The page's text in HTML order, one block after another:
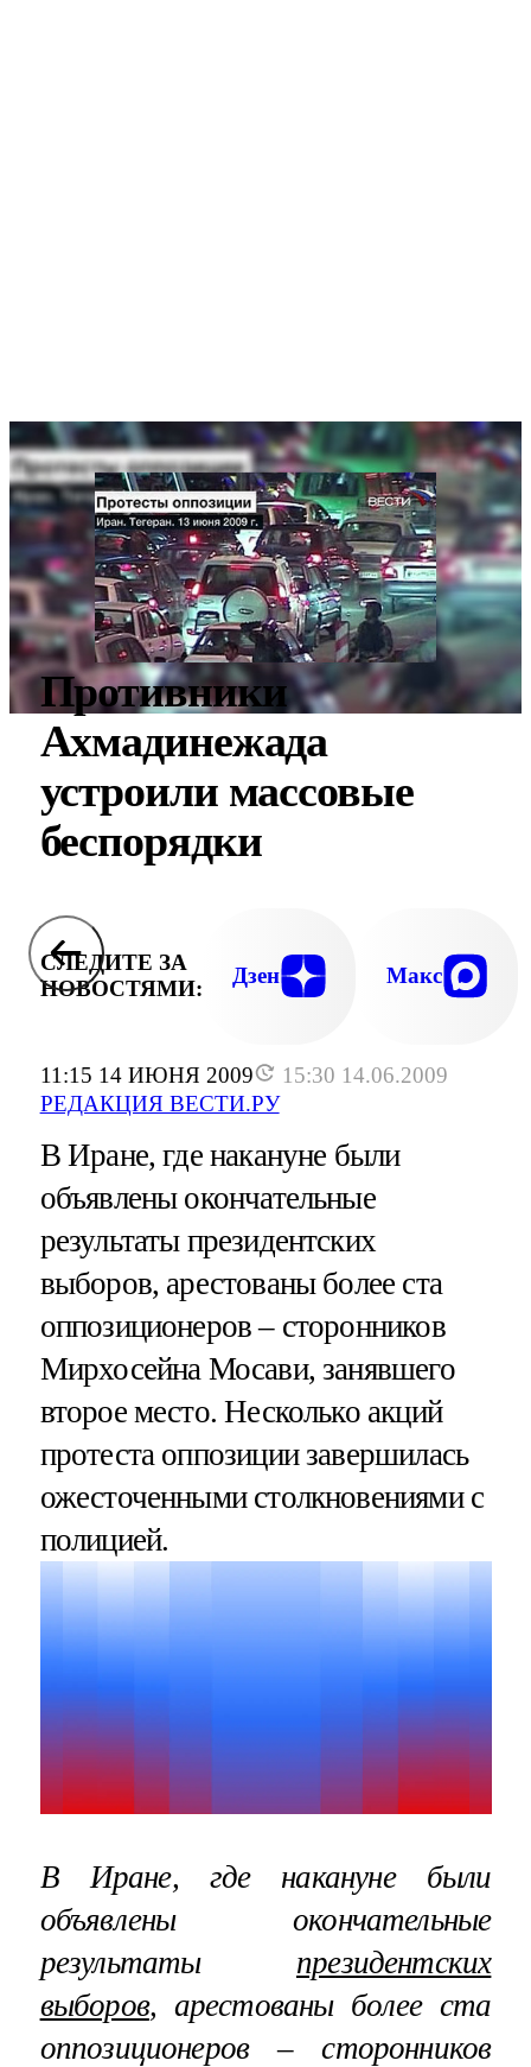
11:15 14 ИЮНЯ 2009
15:30 14.06.2009
РЕДАКЦИЯ ВЕСТИ.РУ
Противники
Ахмадинежада
устроили массовые
беспорядки
СЛЕДИТЕ ЗА
НОВОСТЯМИ:
Дзен Макс
В Иране, где накануне были
объявлены окончательные
результаты президентских
выборов, арестованы более ста
оппозиционеров – сторонников
Мирхосейна Мосави, занявшего
второе место. Несколько акций
протеста оппозиции завершилась
ожесточенными столкновениями с
полицией.
В Иране, где накануне были
объявлены окончательные
результаты президентских
выборов, арестованы более ста
оппозиционеров – сторонников